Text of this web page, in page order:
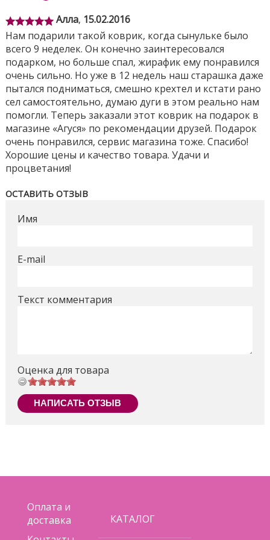
- для малышей, которые имеют достаточный
контроль верхней части тела, чтобы сидеть без
посторонней помощи.В положении сидя - арка
отодвигается к краю коврика. Жираф используется
как мягкая игрушка. Жираф и дерево могут быть
также использованы как дополнительное средство
для подвешивания игрушек, которые составят
компанию красочному тукану.
Fisher-Price Rainforest 1-2-3 Musical Gym – не просто
развивающий коврик а целый музыкальный игровой
центр с идеальными возможностями для
стимулирования развития и роста ребенка.
В комплекте:
поверхность;
3 подвесные игрушки
Алла, 15.02.2016
Нам подарили такой коврик, когда сынульке было
всего 9 неделек. Он конечно заинтересовался
подарком, но больше спал, жирафик ему понравился
очень сильно. Но уже в 12 недель наш старашка даже
пытался подниматься, смешно крехтел и кстати рано
сел самостоятельно, думаю дуги в этом реально нам
помогли. Теперь заказали этот коврик на подарок в
магазине «Агуся» по рекомендации друзей. Подарок
очень понравился, сервис магазина тоже. Спасибо!
Хорошие цены и качество товара. Удачи и
процветания!
ОСТАВИТЬ ОТЗЫВ
Имя
E-mail
Текст комментария
Оценка для товара
НАПИСАТЬ ОТЗЫВ
Оплата и
доставка
КАТАЛОГ